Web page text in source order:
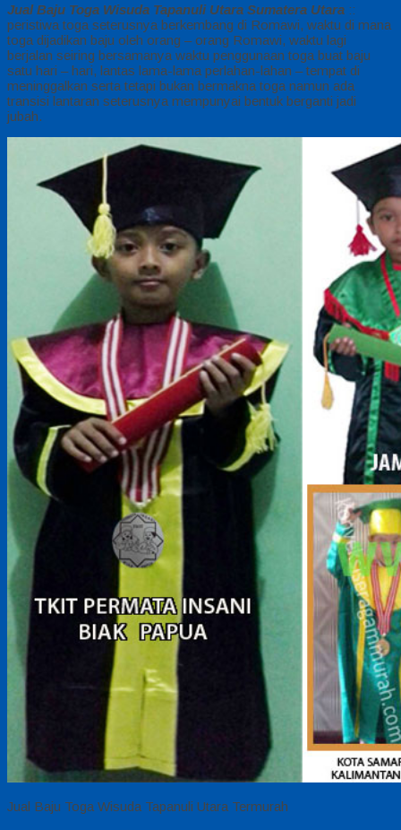
Jual Baju Toga Wisuda Tapanuli Utara Sumatera Utara ::
peristiwa toga seterusnya berkembang di Romawi, waktu di mana
toga dijadikan baju oleh orang – orang Romawi, waktu lagi
berjalan seiring bersamanya waktu penggunaan toga buat baju
satu hari – hari, lantas lama-lama perlahan-lahan – tempat di
meninggalkan serta tetapi bukan bermakna toga namun ada
transisi lantaran seterusnya mempunyai bentuk berganti jadi
jubah.
Jual Baju Toga Wisuda Tapanuli Utara Termurah